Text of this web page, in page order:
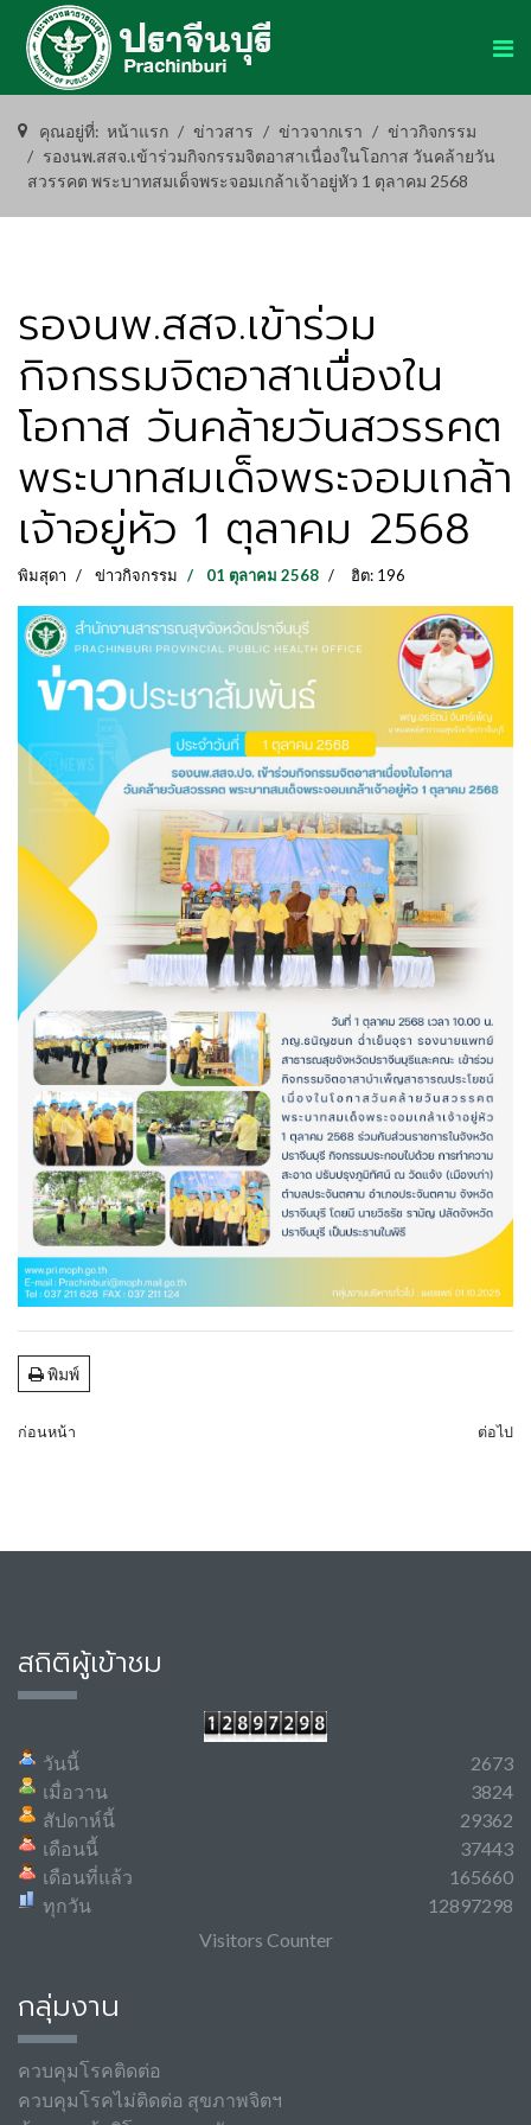
คุณอยู่ที่: หน้าแรก ข่าวสาร ข่าวจากเรา
ข่าวกิจกรรม
รองนพ.สสจ.เข้าร่วมกิจกรรมจิตอาสาเนื่องในโอกาส วันคล้ายวัน
สวรรคต พระบาทสมเด็จพระจอมเกล้าเจ้าอยู่หัว 1 ตุลาคม 2568
รองนพ.สสจ.เข้าร่วม
กิจกรรมจิตอาสาเนื่องใน
โอกาส วันคล้ายวันสวรรคต
พระบาทสมเด็จพระจอมเกล้า
เจ้าอยู่หัว 1 ตุลาคม 2568
พิมสุดา ข่าวกิจกรรม 01 ตุลาคม 2568 ฮิต: 196
พิมพ์
ก่อนหน้า ต่อไป
สถิติผู้เข้าชม
วันนี้
เมื่อวาน
สัปดาห์นี้
เดือนนี้
เดือนที่แล้ว
ทุกวัน
2673
3824
29362
37443
165660
12897298
Visitors Counter
กลุ่มงาน
ควบคุมโรคติดต่อ
ควบคุมโรคไม่ติดต่อ สุขภาพจิตฯ